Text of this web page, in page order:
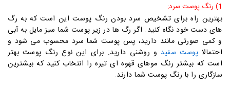
1) رنگ پوست سرد:
بهترین راه برای تشخیص سرد بودن رنگ پوست این است که به رگ
های دست خود نگاه کنید. اگر رگ ها در زیر پوست شما سبز مایل به آبی
و کمی صورتی مانند دارید، پس پوست شما سرد محسوب می شود و
احتمالا پوست سفید و روشنی دارید. برای این نوع رنگ پوست بهتر
است که بیشتر رنگ موهای قهوه ای تیره را انتخاب کنید که بیشترین
سازگاری را با رنگ پوست شما دارند.